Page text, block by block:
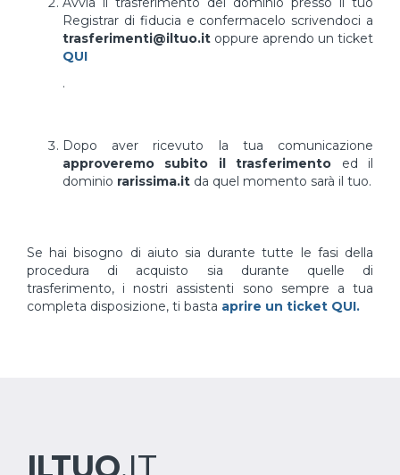
Registrar di fiducia e confermacelo scrivendoci a
trasferimenti@iltuo.it oppure aprendo un ticket
QUI
.
Dopo aver ricevuto la tua comunicazione
approveremo subito il trasferimento ed il
dominio rarissima.it da quel momento sarà il tuo.
Se hai bisogno di aiuto sia durante tutte le fasi della
procedura di acquisto sia durante quelle di
trasferimento, i nostri assistenti sono sempre a tua
completa disposizione, ti basta aprire un ticket QUI.
ILTUO.IT